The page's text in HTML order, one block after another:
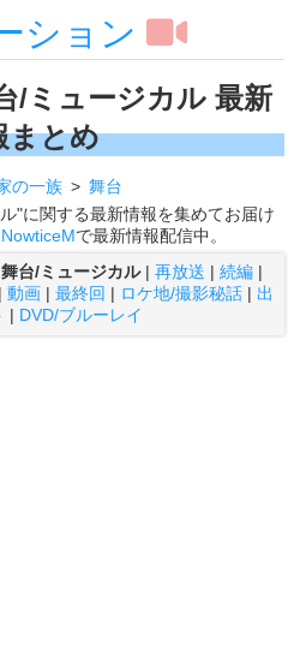
ション
/ミュージカル 最新
まとめ
の一族
舞台
"に関する最新情報を集めてお届け
で最新情報配信中。
舞台/ミュージカル| 再放送 | 続編 |
| 動画 | 最終回 | ロケ地/撮影秘話 | 出
| DVD/ブルーレイ